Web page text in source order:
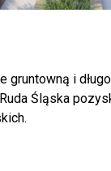
gruntowną i długo
Śląska